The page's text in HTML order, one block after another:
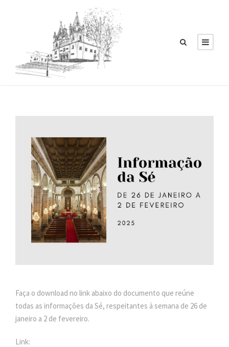
Faça o download no link abaixo do documento que reúne
todas as informações da Sé, respeitantes à semana de 26 de
janeiro a 2 de fevereiro.
Link: